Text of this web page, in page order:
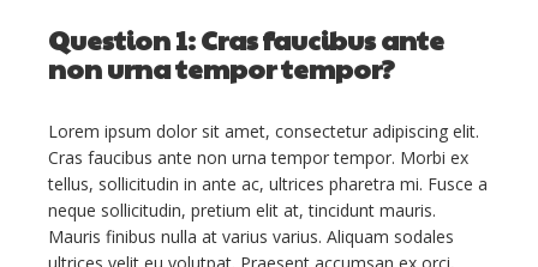
Question 1: Cras faucibus ante
non urna tempor tempor?
Lorem ipsum dolor sit amet, consectetur adipiscing elit.
Cras faucibus ante non urna tempor tempor. Morbi ex
tellus, sollicitudin in ante ac, ultrices pharetra mi. Fusce a
neque sollicitudin, pretium elit at, tincidunt mauris.
Mauris finibus nulla at varius varius. Aliquam sodales